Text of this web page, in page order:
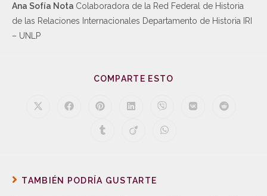
Ana Sofía Nota Colaboradora de la Red Federal de Historia
de las Relaciones Internacionales Departamento de Historia IRI
– UNLP
COMPARTE ESTO
TAMBIÉN PODRÍA GUSTARTE